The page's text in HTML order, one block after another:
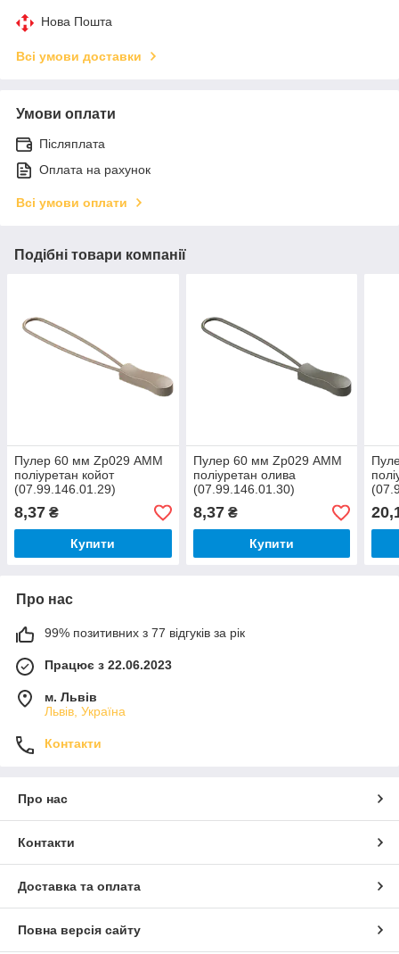
Нова Пошта
Всі умови доставки
Умови оплати
Післяплата
Оплата на рахунок
Всі умови оплати
Подібні товари компанії
Пулер 60 мм Zp029 АММ
поліуретан койот
(07.99.146.01.29)
8,37 ₴
Купити
Пулер 60 мм Zp029 АММ
поліуретан олива
(07.99.146.01.30)
8,37₴
Купити
Про нас
99% позитивних з 77 відгуків за рік
Працює з 22.06.2023
м. Львів
Львів, Україна
Контакти
Про нас
Контакти
Доставка та оплата
Повна версія сайту